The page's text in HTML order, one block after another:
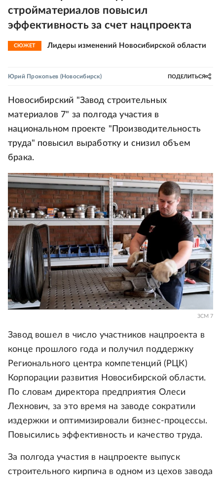
стройматериалов повысил
эффективность за счет нацпроекта
СЮЖЕТ Лидеры изменений Новосибирской области
Юрий Прокопьев (Новосибирск) ПОДЕЛИТЬСЯ
Новосибирский "Завод строительных
материалов 7" за полгода участия в
национальном проекте "Производительность
труда" повысил выработку и снизил объем
брака.
ЗСМ 7
Завод вошел в число участников нацпроекта в
конце прошлого года и получил поддержку
Регионального центра компетенций (РЦК)
Корпорации развития Новосибирской области.
По словам директора предприятия Олеси
Лехнович, за это время на заводе сократили
издержки и оптимизировали бизнес-процессы.
Повысились эффективность и качество труда.
За полгода участия в нацпроекте выпуск
строительного кирпича в одном из цехов завода